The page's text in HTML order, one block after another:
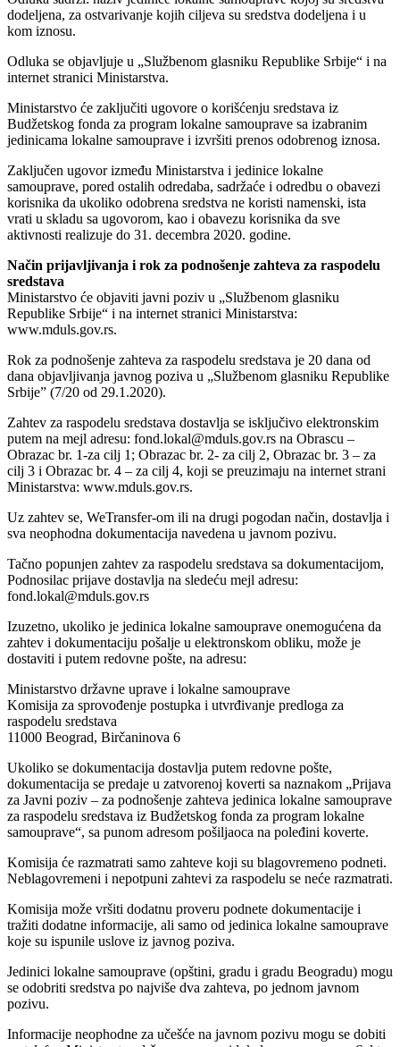
dodeljena, za ostvarivanje kojih ciljeva su sredstva dodeljena i u
kom iznosu.
Odluka se objavljuje u „Službenom glasniku Republike Srbije“ i na
internet stranici Ministarstva.
Ministarstvo će zaključiti ugovore o korišćenju sredstava iz
Budžetskog fonda za program lokalne samouprave sa izabranim
jedinicama lokalne samouprave i izvršiti prenos odobrenog iznosa.
Zaključen ugovor između Ministarstva i jedinice lokalne
samouprave, pored ostalih odredaba, sadržaće i odredbu o obavezi
korisnika da ukoliko odobrena sredstva ne koristi namenski, ista
vrati u skladu sa ugovorom, kao i obavezu korisnika da sve
aktivnosti realizuje do 31. decembra 2020. godine.
Način prijavljivanja i rok za podnošenje zahteva za raspodelu
sredstava
Ministarstvo će objaviti javni poziv u „Službenom glasniku
Republike Srbije“ i na internet stranici Ministarstva:
www.mduls.gov.rs.
Rok za podnošenje zahteva za raspodelu sredstava je 20 dana od
dana objavljivanja javnog poziva u „Službenom glasniku Republike
Srbije” (7/20 od 29.1.2020).
Zahtev za raspodelu sredstava dostavlja se isključivo elektronskim
putem na mejl adresu: fond.lokal@mduls.gov.rs na Obrascu –
Obrazac br. 1-za cilj 1; Obrazac br. 2- za cilj 2, Obrazac br. 3 – za
cilj 3 i Obrazac br. 4 – za cilj 4, koji se preuzimaju na internet strani
Ministarstva: www.mduls.gov.rs.
Uz zahtev se, WeTransfer-om ili na drugi pogodan način, dostavlja i
sva neophodna dokumentacija navedena u javnom pozivu.
Tačno popunjen zahtev za raspodelu sredstava sa dokumentacijom,
Podnosilac prijave dostavlja na sledeću mejl adresu:
fond.lokal@mduls.gov.rs
Izuzetno, ukoliko je jedinica lokalne samouprave onemogućena da
zahtev i dokumentaciju pošalje u elektronskom obliku, može je
dostaviti i putem redovne pošte, na adresu:
Ministarstvo državne uprave i lokalne samouprave
Komisija za sprovođenje postupka i utvrđivanje predloga za
raspodelu sredstava
11000 Beograd, Birčaninova 6
Ukoliko se dokumentacija dostavlja putem redovne pošte,
dokumentacija se predaje u zatvorenoj koverti sa naznakom „Prijava
za Javni poziv – za podnošenje zahteva jedinica lokalne samouprave
za raspodelu sredstava iz Budžetskog fonda za program lokalne
samouprave“, sa punom adresom pošiljaoca na poleđini koverte.
Komisija će razmatrati samo zahteve koji su blagovremeno podneti.
Neblagovremeni i nepotpuni zahtevi za raspodelu se neće razmatrati.
Komisija može vršiti dodatnu proveru podnete dokumentacije i
tražiti dodatne informacije, ali samo od jedinica lokalne samouprave
koje su ispunile uslove iz javnog poziva.
Jedinici lokalne samouprave (opštini, gradu i gradu Beogradu) mogu
se odobriti sredstva po najviše dva zahteva, po jednom javnom
pozivu.
Informacije neophodne za učešće na javnom pozivu mogu se dobiti